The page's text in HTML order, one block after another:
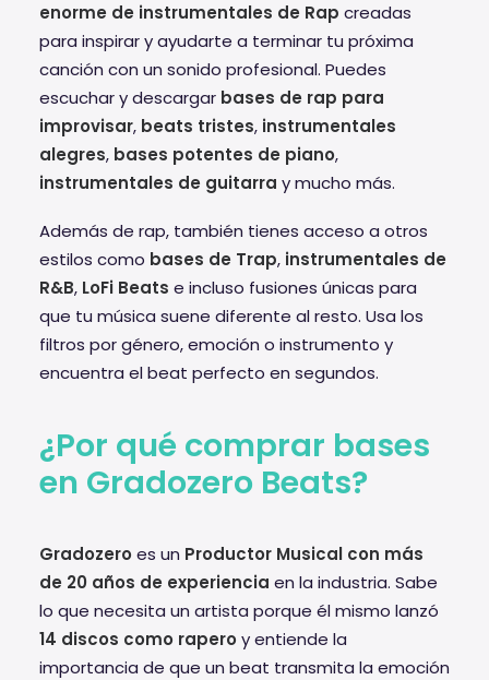
enorme de instrumentales de Rap creadas
para inspirar y ayudarte a terminar tu próxima
canción con un sonido profesional. Puedes
escuchar y descargar bases de rap para
improvisar, beats tristes, instrumentales
alegres, bases potentes de piano,
instrumentales de guitarra y mucho más.
Además de rap, también tienes acceso a otros
estilos como bases de Trap, instrumentales de
R&B, LoFi Beats e incluso fusiones únicas para
que tu música suene diferente al resto. Usa los
filtros por género, emoción o instrumento y
encuentra el beat perfecto en segundos.
¿Por qué comprar bases
en Gradozero Beats?
Gradozero es un Productor Musical con más
de 20 años de experiencia en la industria. Sabe
lo que necesita un artista porque él mismo lanzó
14 discos como rapero y entiende la
importancia de que un beat transmita la emoción